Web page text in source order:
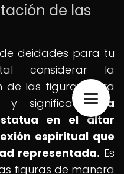
de las
deidades para tu
considerar la
de las figuras para
y significado. La
en el altar
espiritual que
representada. Es
figuras de manera